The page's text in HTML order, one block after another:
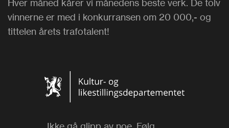
Hver måned kårer vi månedens beste verk. De tolv
vinnerne er med i konkurransen om 20 000,- og
tittelen årets trafotalent!
Ikke gå glipp av noe. Følg